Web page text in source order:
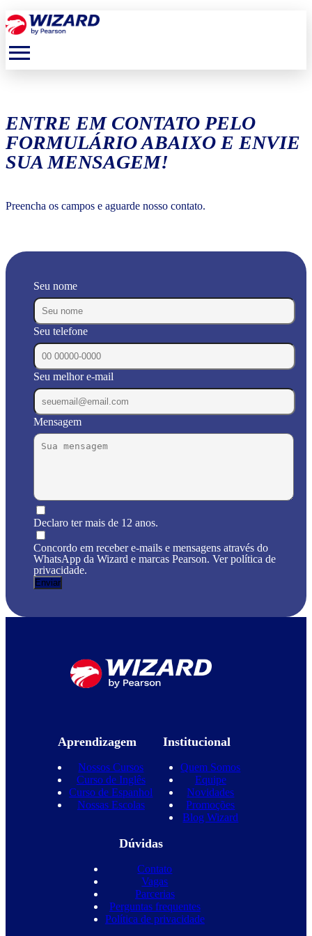
menu
ENTRE EM CONTATO PELO
FORMULÁRIO ABAIXO E ENVIE
SUA MENSAGEM!
Preencha os campos e aguarde nosso contato.
Seu nome
Seu telefone
Seu melhor e-mail
Mensagem
Declaro ter mais de 12 anos.
Concordo em receber e-mails e mensagens através do
WhatsApp da Wizard e marcas Pearson. Ver política de
privacidade.
Aprendizagem
Nossos Cursos
Curso de Inglês
Curso de Espanhol
Nossas Escolas
Institucional
Quem Somos
Equipe
Novidades
Promoções
Blog Wizard
Dúvidas
Contato
Vagas
Parcerias
Perguntas frequentes
Política de privacidade